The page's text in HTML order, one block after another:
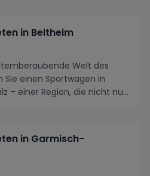
in Beltheim
Welt des
einen Sportwagen in
– einer Region, die nicht nur
in Garmisch-